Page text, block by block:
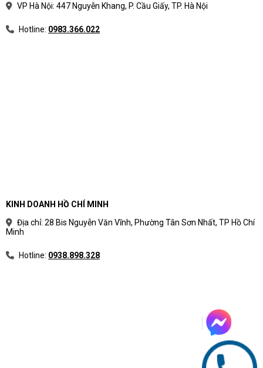
VP Hà Nội: 447 Nguyễn Khang, P. Cầu Giấy, TP. Hà Nội
Hotline: 0983.366.022
KINH DOANH HỒ CHÍ MINH
Địa chỉ: 28 Bis Nguyễn Văn Vĩnh, Phường Tân Sơn Nhất, TP Hồ Chí
Minh
Hotline: 0938.898.328